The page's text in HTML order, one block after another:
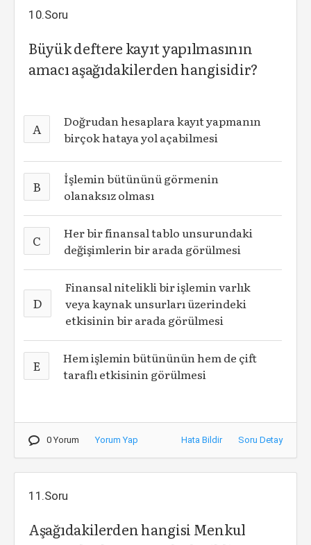
10.Soru
Büyük deftere kayıt yapılmasının
amacı aşağıdakilerden hangisidir?
A
Doğrudan hesaplara kayıt yapmanın
birçok hataya yol açabilmesi
B
İşlemin bütününü görmenin
olanaksız olması
C
Her bir finansal tablo unsurundaki
değişimlerin bir arada görülmesi
D
Finansal nitelikli bir işlemin varlık
veya kaynak unsurları üzerindeki
etkisinin bir arada görülmesi
E
Hem işlemin bütününün hem de çift
taraflı etkisinin görülmesi
0 Yorum Yorum Yap Hata Bildir Soru Detay
11.Soru
Aşağıdakilerden hangisi Menkul